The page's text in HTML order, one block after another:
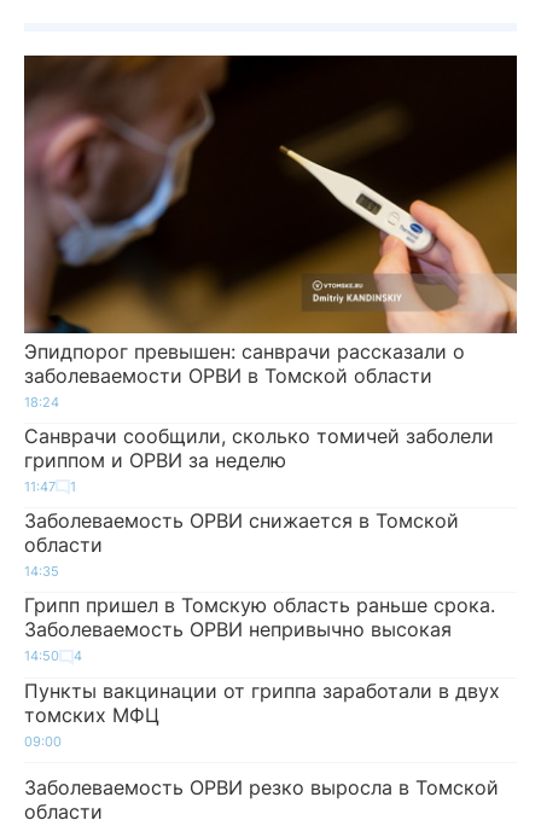
Эпидпорог превышен: санврачи рассказали о
заболеваемости ОРВИ в Томской области
18:24
Санврачи сообщили, сколько томичей заболели
гриппом и ОРВИ за неделю
11:47 1
Заболеваемость ОРВИ снижается в Томской
области
14:35
Грипп пришел в Томскую область раньше срока.
Заболеваемость ОРВИ непривычно высокая
14:50 4
Пункты вакцинации от гриппа заработали в двух
томских МФЦ
09:00
Заболеваемость ОРВИ резко выросла в Томской
области